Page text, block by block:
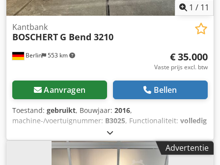
1 / 11
Berlin 553 km
Kantbank
BOSCHERT G Bend 3210
€ 35.000
Vaste prijs excl. btw
Aanvragen Bellen
Toestand: gebruikt, Bouwjaar: 2016,
machine-/voertuignummer: B3025, Functionaliteit: volledig
1.004 h
V, ingangsstroom:50 A, Uitrusting:CE-markering,
Boschert G-Bend 3210 CNC-kantpers Fabrikant: Boschert
Model: G-Bend 3210 Bouwjaar: 2016 Bedrijfstijden: ca.
Advertentie